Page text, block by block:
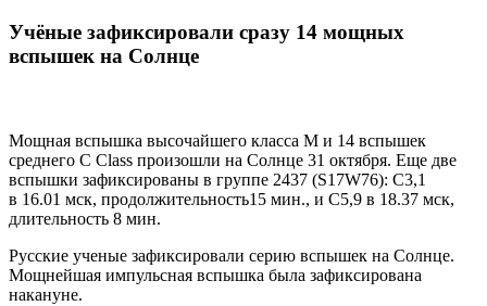
Учёные зафиксировали сразу 14 мощных
вспышек на Солнце
Мощная вспышка высочайшего класса М и 14 вспышек
среднего С Class произошли на Солнце 31 октября. Еще две
вспышки зафиксированы в группе 2437 (S17W76): C3,1
в 16.01 мск, продолжительность15 мин., и С5,9 в 18.37 мск,
длительность 8 мин.
Русские ученые зафиксировали серию вспышек на Солнце.
Мощнейшая импульсная вспышка была зафиксирована
накануне.